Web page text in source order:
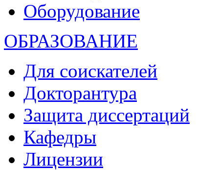
Оборудование
ОБРАЗОВАНИЕ
Для соискателей
Докторантура
Защита диссертаций
Кафедры
Лицензии